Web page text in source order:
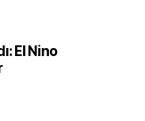
El Nino